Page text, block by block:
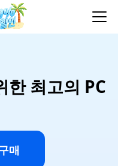
한 최고의 PC
매